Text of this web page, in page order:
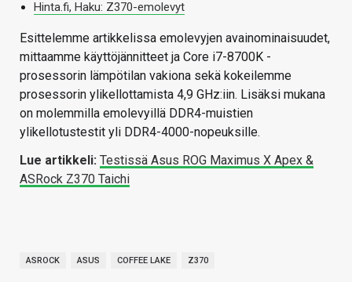
Hinta.fi, Haku: Z370-emolevyt
Esittelemme artikkelissa emolevyjen avainominaisuudet,
mittaamme käyttöjännitteet ja Core i7-8700K -
prosessorin lämpötilan vakiona sekä kokeilemme
prosessorin ylikellottamista 4,9 GHz:iin. Lisäksi mukana
on molemmilla emolevyillä DDR4-muistien
ylikellotustestit yli DDR4-4000-nopeuksille.
Lue artikkeli: Testissä Asus ROG Maximus X Apex &
ASRock Z370 Taichi
ASROCK ASUS COFFEE LAKE Z370